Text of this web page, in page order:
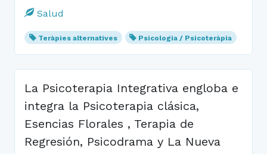
Salud
Teràpies alternatives Psicologia / Psicoteràpia
La Psicoterapia Integrativa engloba e
integra la Psicoterapia clásica,
Esencias Florales , Terapia de
Regresión, Psicodrama y La Nueva